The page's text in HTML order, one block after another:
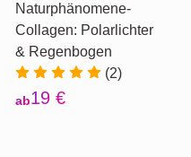
Naturphänomene-
Collagen: Polarlichter
& Regenbogen
(2)
ab19 €